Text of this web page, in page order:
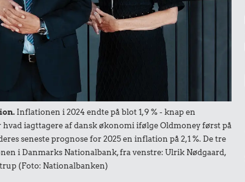
Inflationen i 2024 endte på blot 1,9 % - knap en
iagttagere af dansk økonomi ifølge Oldmoney først på
seneste prognose for 2025 en inflation på 2,1 %. De tre
i Danmarks Nationalbank, fra venstre: Ulrik Nødgaard,
(Foto: Nationalbanken)